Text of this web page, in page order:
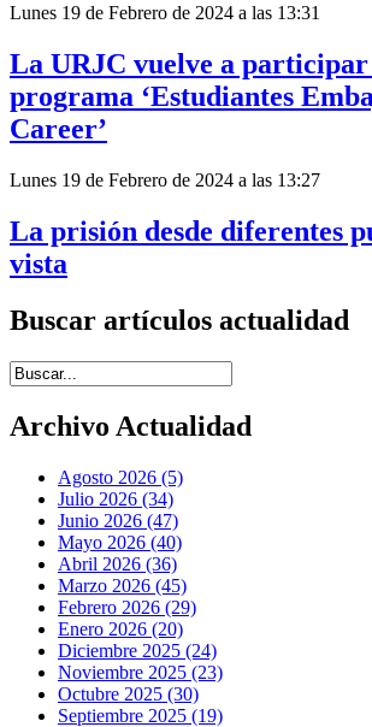
Lunes 19 de Febrero de 2024 a las 13:31
La URJC vuelve a participar
programa ‘Estudiantes
Career’
Lunes 19 de Febrero de 2024 a las 13:27
La prisión desde diferentes
vista
Buscar artículos actualidad
Introduce términos de búsqueda
Archivo Actualidad
Agosto 2026 (5)
Julio 2026 (34)
Junio 2026 (47)
Mayo 2026 (40)
Abril 2026 (36)
Marzo 2026 (45)
Febrero 2026 (29)
Enero 2026 (20)
Diciembre 2025 (24)
Noviembre 2025 (23)
Octubre 2025 (30)
Septiembre 2025 (19)